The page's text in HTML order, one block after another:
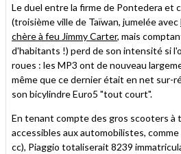
Le duel entre la firme de Pontedera et
(troisième ville de Taïwan, jumelée avec
chère à feu Jimmy Carter, mais
d'habitants !) perd de son intensité si
roues : les MP3 ont de nouveau
même que ce dernier était en net sur-
son bicylindre Euro5 "tout court".
En tenant compte des gros scooters à
accessibles aux automobilistes,
cc), Piaggio totaliserait 8239